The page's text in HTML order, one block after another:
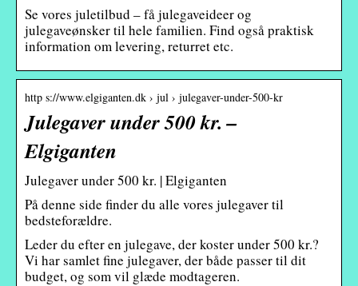
Se vores juletilbud – få julegaveideer og
julegaveønsker til hele familien. Find også praktisk
information om levering, returret etc.
http s://www.elgiganten.dk › jul › julegaver-under-500-kr
Julegaver under 500 kr. –
Elgiganten
Julegaver under 500 kr. | Elgiganten
På denne side finder du alle vores julegaver til
bedsteforældre.
Leder du efter en julegave, der koster under 500 kr.?
Vi har samlet fine julegaver, der både passer til dit
budget, og som vil glæde modtageren.